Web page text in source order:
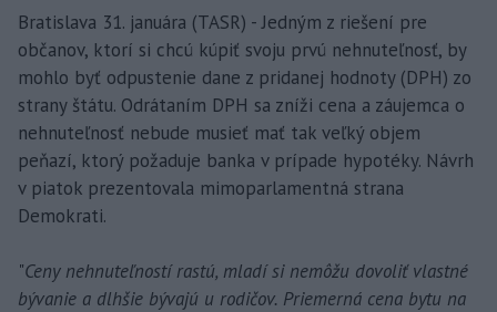
Bratislava 31. januára (TASR) - Jedným z riešení pre
občanov, ktorí si chcú kúpiť svoju prvú nehnuteľnosť, by
mohlo byť odpustenie dane z pridanej hodnoty (DPH) zo
strany štátu. Odrátaním DPH sa zníži cena a záujemca o
nehnuteľnosť nebude musieť mať tak veľký objem
peňazí, ktorý požaduje banka v prípade hypotéky. Návrh
v piatok prezentovala mimoparlamentná strana
Demokrati.
"Ceny nehnuteľností rastú, mladí si nemôžu dovoliť vlastné
bývanie a dlhšie bývajú u rodičov. Priemerná cena bytu na